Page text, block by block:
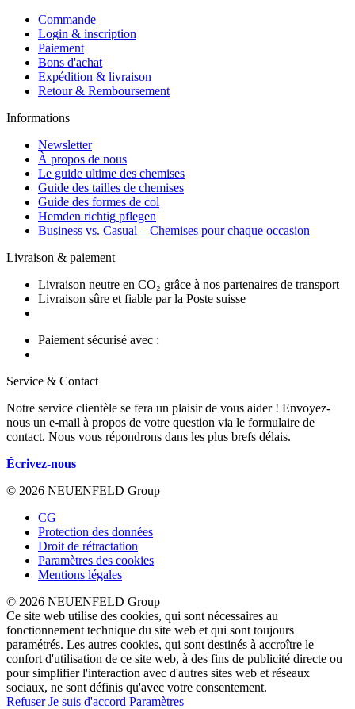
Commande
Login & inscription
Paiement
Bons d'achat
Expédition & livraison
Retour & Remboursement
Informations
Newsletter
À propos de nous
Le guide ultime des chemises
Guide des tailles de chemises
Guide des formes de col
Hemden richtig pflegen
Business vs. Casual – Chemises pour chaque occasion
Livraison & paiement
Livraison neutre en CO₂ grâce à nos partenaires de transport
Livraison sûre et fiable par la Poste suisse
Paiement sécurisé avec :
Service & Contact
Notre service clientèle se fera un plaisir de vous aider ! Envoyez-
nous un e-mail à propos de votre question via le formulaire de
contact. Nous vous répondrons dans les plus brefs délais.
Écrivez-nous
© 2026 NEUENFELD Group
CG
Protection des données
Droit de rétractation
Paramètres des cookies
Mentions légales
© 2026 NEUENFELD Group
Ce site web utilise des cookies, qui sont nécessaires au
fonctionnement technique du site web et qui sont toujours
paramétrés. Les autres cookies, qui sont destinés à accroître le
confort d'utilisation de ce site web, à des fins de publicité directe ou
pour simplifier l'interaction avec d'autres sites web et réseaux
sociaux, ne sont définis qu'avec votre consentement.
RefuserJe suis d'accord Paramètres